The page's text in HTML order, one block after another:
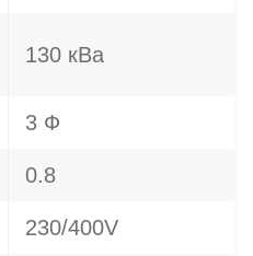
130 кВа
3 Ф
0.8
230/400V